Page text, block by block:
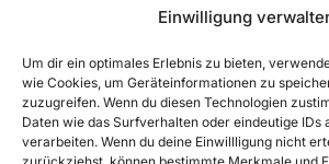
Einwilligung
Um dir ein optimales Erlebnis zu bieten,
wie Cookies, um Geräteinformationen zu
zuzugreifen. Wenn du diesen Technologien
Daten wie das Surfverhalten oder eindeutige IDs
verarbeiten. Wenn du deine Einwillligung nicht
info@mn-fahrzeugteile.de
 WhatsApp
Öffnungszeiten
 Mo - Fr: 8:00 – 17:00 Uhr